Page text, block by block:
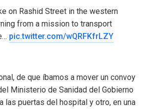
on Rashid Street in the western
from a mission to transport
pic.twitter.com/wQRFKfrLZY
de que íbamos a mover un convoy
Ministerio de Sanidad del Gobierno
las puertas del hospital y otro, en una